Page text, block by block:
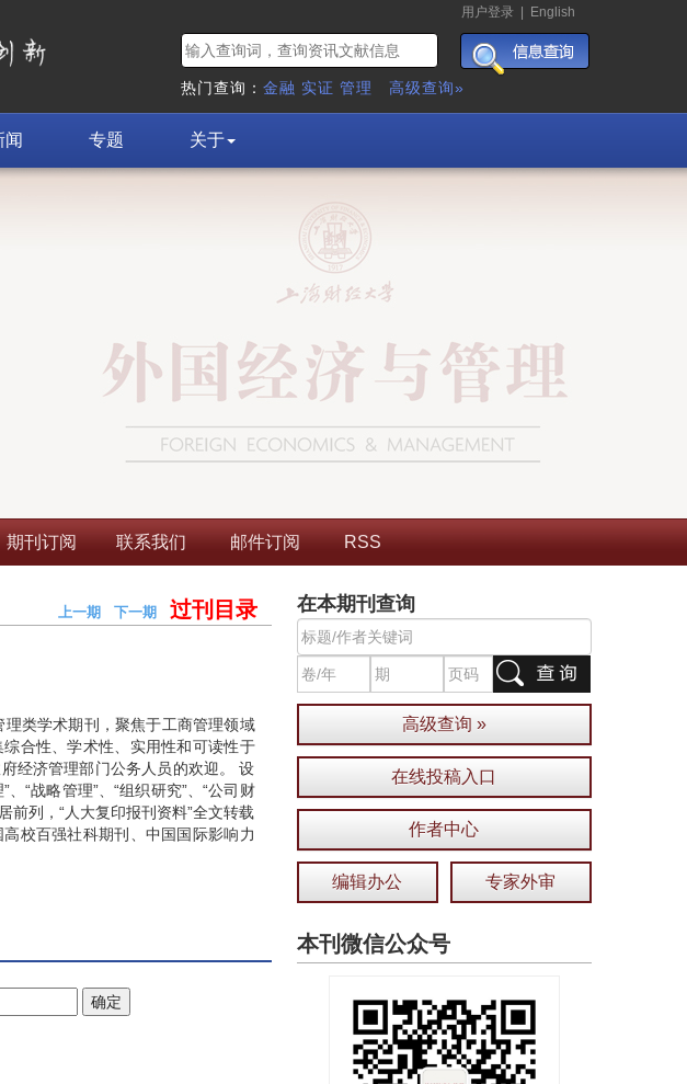
用户登录 English
热门查询： 金融 实证 管理 高级查询»
闻 专题 关于
期刊订阅 联系我们 邮件订阅 RSS
上一期 下一期过刊目录
理类学术期刊，聚焦于工商管理领域
合性、学术性、实用性和可读性于
经济管理部门公务人员的欢迎。 设
、“战略管理”、“组织研究”、“公司财
前列，“人大复印报刊资料”全文转载
校百强社科期刊、中国国际影响力
在本期刊查询
高级查询 »
在线投稿入口
作者中心
编辑办公 专家外审
本刊微信公众号